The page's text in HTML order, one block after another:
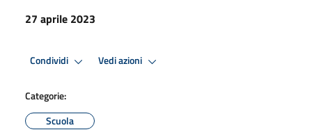
27 aprile 2023
Condividi Vedi azioni
Categorie:
Scuola